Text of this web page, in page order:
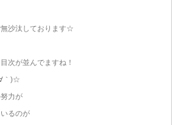
沙汰しております☆
次が並んでますね！
｀)☆
力が
るのが